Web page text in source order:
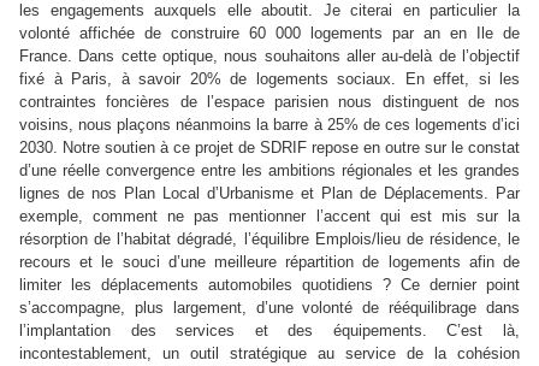
les engagements auxquels elle aboutit. Je citerai en particulier la
volonté affichée de construire 60 000 logements par an en Ile de
France. Dans cette optique, nous souhaitons aller au-delà de l’objectif
fixé à Paris, à savoir 20% de logements sociaux. En effet, si les
contraintes foncières de l’espace parisien nous distinguent de nos
voisins, nous plaçons néanmoins la barre à 25% de ces logements d’ici
2030. Notre soutien à ce projet de SDRIF repose en outre sur le constat
d’une réelle convergence entre les ambitions régionales et les grandes
lignes de nos Plan Local d’Urbanisme et Plan de Déplacements. Par
exemple, comment ne pas mentionner l’accent qui est mis sur la
résorption de l’habitat dégradé, l’équilibre Emplois/lieu de résidence, le
recours et le souci d’une meilleure répartition de logements afin de
limiter les déplacements automobiles quotidiens ? Ce dernier point
s’accompagne, plus largement, d’une volonté de rééquilibrage dans
l’implantation des services et des équipements. C’est là,
incontestablement, un outil stratégique au service de la cohésion